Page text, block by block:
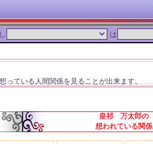
は
っている人間関係を見ることが出来ます。
皇祁 万太郎の
想われている関係